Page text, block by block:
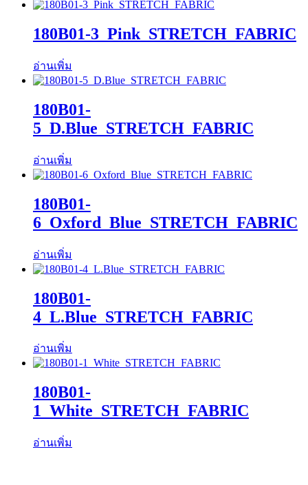
180B01-3_Pink_STRETCH_FABRIC
อ่านเพิ่ม
180B01-
5_D.Blue_STRETCH_FABRIC
อ่านเพิ่ม
180B01-
6_Oxford_Blue_STRETCH_FABRIC
อ่านเพิ่ม
180B01-
4_L.Blue_STRETCH_FABRIC
อ่านเพิ่ม
180B01-
1_White_STRETCH_FABRIC
อ่านเพิ่ม